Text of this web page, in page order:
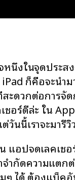
จหนึ่งในจุดประ
iPad ก็คือจะนำ
ะดวกต่อการจั
ชอร์ดีล่ะ ใน
วันนี้เราจะมา
แอปจดเลคเช
จำกัดความแตก
ๆ ได้ ต้องแบ็ค